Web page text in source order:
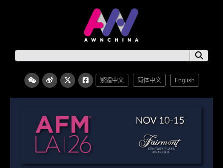
繁體中文 简体中文 English